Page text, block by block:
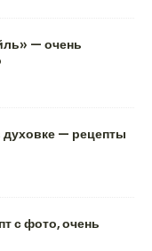
— очень
духовке — рецепты
с фото, очень